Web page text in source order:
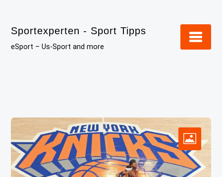
content
Sportexperten - Sport Tipps
eSport – Us-Sport and more